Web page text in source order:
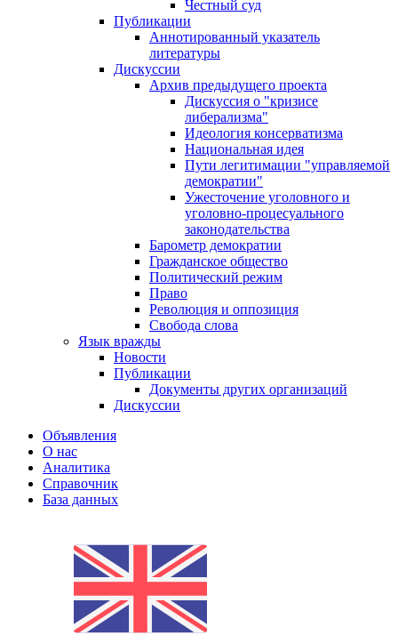
Честный суд
Публикации
Аннотированный указатель
литературы
Дискуссии
Архив предыдущего проекта
Дискуссия о "кризисе
либерализма"
Идеология консерватизма
Национальная идея
Пути легитимации "управляемой
демократии"
Ужесточение уголовного и
уголовно-процесуального
законодательства
Барометр демократии
Гражданское общество
Политический режим
Право
Революция и оппозиция
Свобода слова
Язык вражды
Новости
Публикации
Документы других организаций
Дискуссии
Объявления
О нас
Аналитика
Справочник
База данных